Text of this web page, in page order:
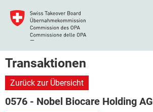
Transaktionen
Zurück zur Übersicht
0576 - Nobel Biocare Holding AG